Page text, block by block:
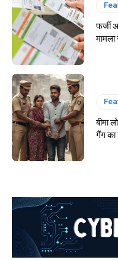
फर्जी
मामला
बीमा
गैंग का